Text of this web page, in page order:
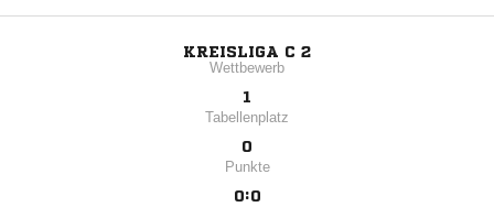
KREISLIGA C 2
Wettbewerb
1
Tabellenplatz
0
Punkte
0:0